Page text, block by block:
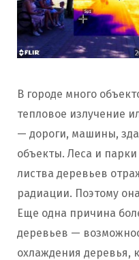
В городе много
тепловое излучение
— дороги, машины,
объекты. Леса и
листва деревьев
радиации. Поэтому
Еще одна причина
деревьев —
охлаждения деревья,